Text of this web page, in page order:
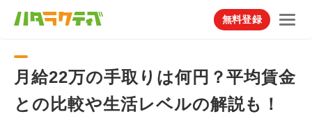
無料登録
月給22万の手取りは何円？平均賃金
との比較や生活レベルの解説も！